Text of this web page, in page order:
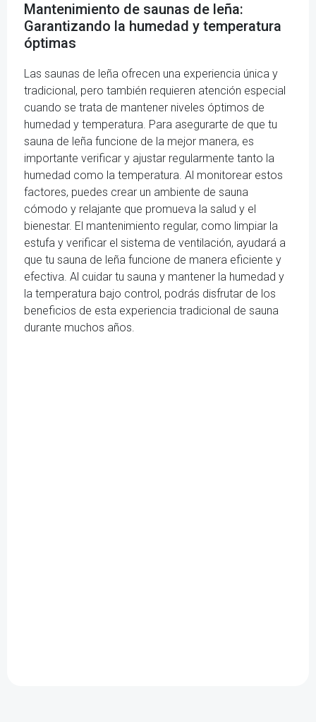
Mantenimiento de saunas de leña:
Garantizando la humedad y temperatura
óptimas
Las saunas de leña ofrecen una experiencia única y
tradicional, pero también requieren atención especial
cuando se trata de mantener niveles óptimos de
humedad y temperatura. Para asegurarte de que tu
sauna de leña funcione de la mejor manera, es
importante verificar y ajustar regularmente tanto la
humedad como la temperatura. Al monitorear estos
factores, puedes crear un ambiente de sauna
cómodo y relajante que promueva la salud y el
bienestar. El mantenimiento regular, como limpiar la
estufa y verificar el sistema de ventilación, ayudará a
que tu sauna de leña funcione de manera eficiente y
efectiva. Al cuidar tu sauna y mantener la humedad y
la temperatura bajo control, podrás disfrutar de los
beneficios de esta experiencia tradicional de sauna
durante muchos años.